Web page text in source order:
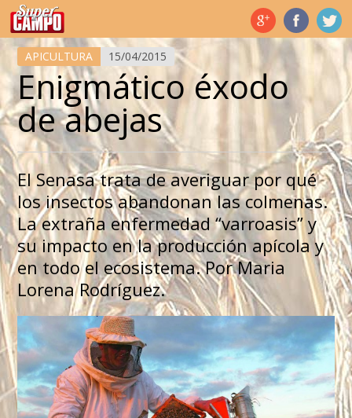
Temas de hoy
APICULTURA 15/04/2015
Enigmático éxodo
de abejas
El Senasa trata de averiguar por qué
los insectos abandonan las colmenas.
La extraña enfermedad “varroasis” y
su impacto en la producción apícola y
en todo el ecosistema. Por Maria
Lorena Rodríguez.